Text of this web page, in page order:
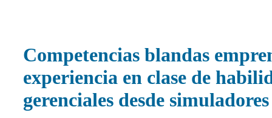
Competencias blandas
experiencia en clase de
gerenciales desde simuladores